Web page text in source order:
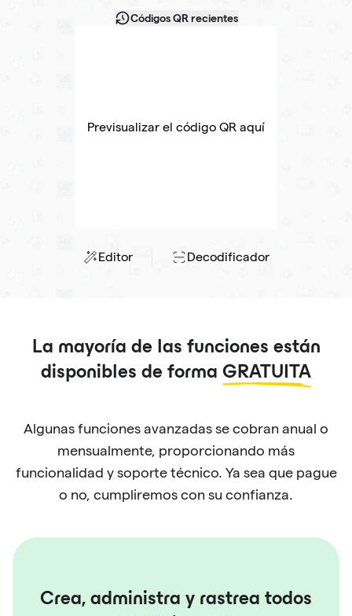
Códigos QR recientes
Previsualizar el código QR aquí
Editor Decodificador
La mayoría de las funciones están
disponibles de forma GRATUITA
Algunas funciones avanzadas se cobran anual o
mensualmente, proporcionando más
funcionalidad y soporte técnico. Ya sea que pague
o no, cumpliremos con su confianza.
Crea, administra y rastrea todos